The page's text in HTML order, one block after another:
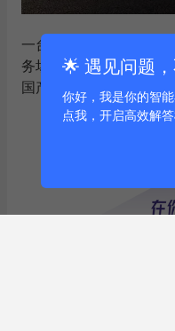
一台鸿蒙台式机，就是
务场景注入底气与动力
国产PC已做好准备，数
🌟 遇见问题
你好，我是你的智能
点我，开启高效解